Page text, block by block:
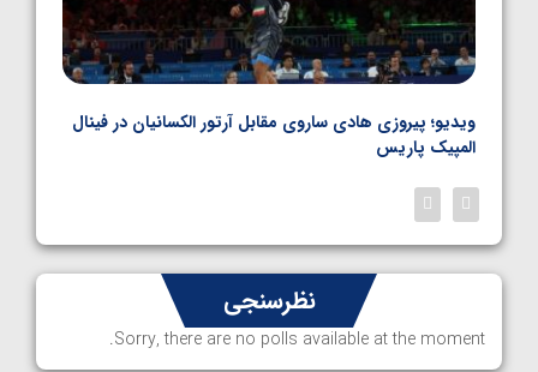
ویدیو؛ پیروزی هادی ساروی مقابل آرتور الکسانیان در فینال
المپیک پاریس
نظرسنجی
Sorry, there are no polls available at the moment.